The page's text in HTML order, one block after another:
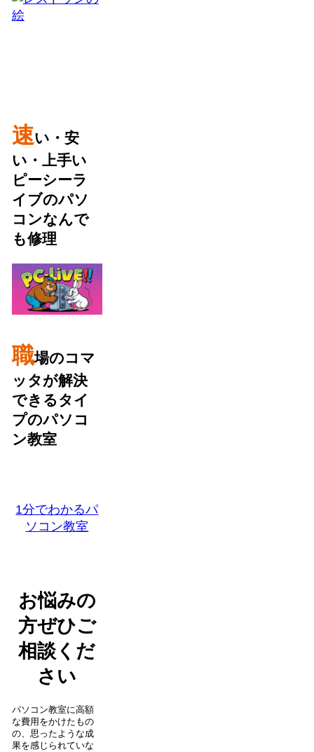
速い・安
い・上手い
ピーシーラ
イブのパソ
コンなんで
も修理
職場のコマ
ッタが解決
できるタイ
プのパソコ
ン教室
1分でわかるパ
ソコン教室
お悩みの
方ぜひご
相談くだ
さい
パソコン教室に高額
な費用をかけたもの
の、思ったような成
果を感じられていな